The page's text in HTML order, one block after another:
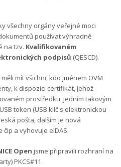
všechny orgány veřejné moci
používat výhradně
na tzv. Kvalifikovaném
podpisů (QESCD).
mít všichni, kdo jménem OVM
k dispozici certifikát, jehož
prostředku. Jedním takovým
token (USB klíč s elektronickou
pošta, dalším je nová
a vyhovuje eIDAS.
Open jsme připravili rozhraní na
PKCS#11.